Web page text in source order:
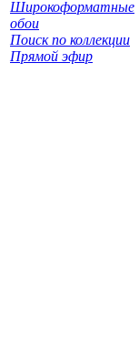
Широкоформатные
обои
Поиск по коллекции
Прямой эфир